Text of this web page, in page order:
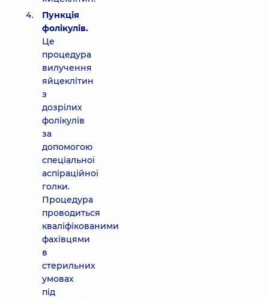
Пункція
фолікулів.
Це
процедура
вилучення
яйцеклітин
з
дозрілих
фолікулів
за
допомогою
спеціальної
аспіраційної
голки.
Процедура
проводиться
кваліфікованими
фахівцями
в
стерильних
умовах
під